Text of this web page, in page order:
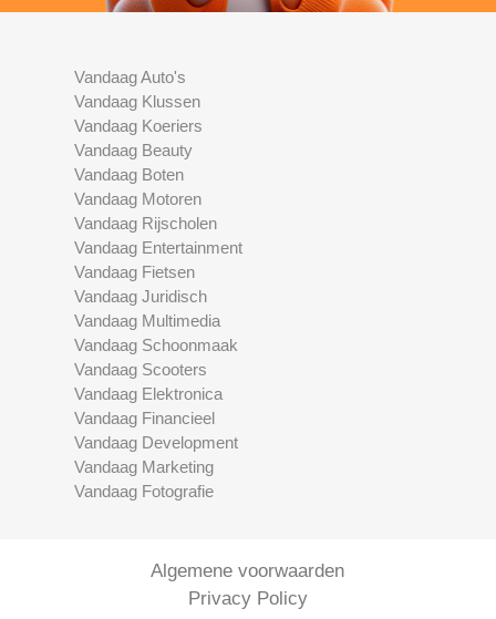
Vandaag Auto's
Vandaag Klussen
Vandaag Koeriers
Vandaag Beauty
Vandaag Boten
Vandaag Motoren
Vandaag Rijscholen
Vandaag Entertainment
Vandaag Fietsen
Vandaag Juridisch
Vandaag Multimedia
Vandaag Schoonmaak
Vandaag Scooters
Vandaag Elektronica
Vandaag Financieel
Vandaag Development
Vandaag Marketing
Vandaag Fotografie
Algemene voorwaarden
Privacy Policy